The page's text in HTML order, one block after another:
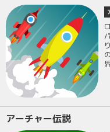
アーチャー伝説